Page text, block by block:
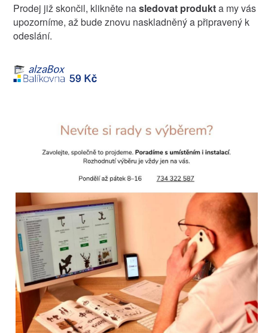
Prodej již skončil, klikněte nasledovat produkta my vás
upozorníme, až bude znovu naskladněný a připravený k
odeslání.